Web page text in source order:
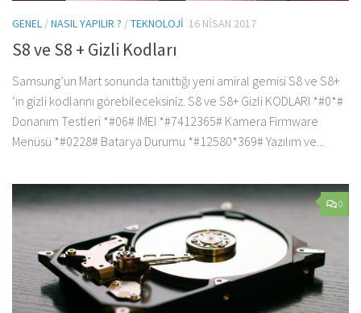
GENEL /NASIL YAPILIR ? /TEKNOLOJI 16 NISAN 2017
S8 ve S8 + Gizli Kodları
Samsung’un Mart sonunda tanıttığı yeni amiral gemisi S8 ve S8+
‘ın gizli kodlarını görebileceksiniz. S8 ve S8+ Gizli KODLARI *#0*#
Donanım Testleri *#06# IMEI *#7412365# Kamera Firmware
Menüsü *#0228# Batarya Durumu *#12580*369# Yazılım ve...
0